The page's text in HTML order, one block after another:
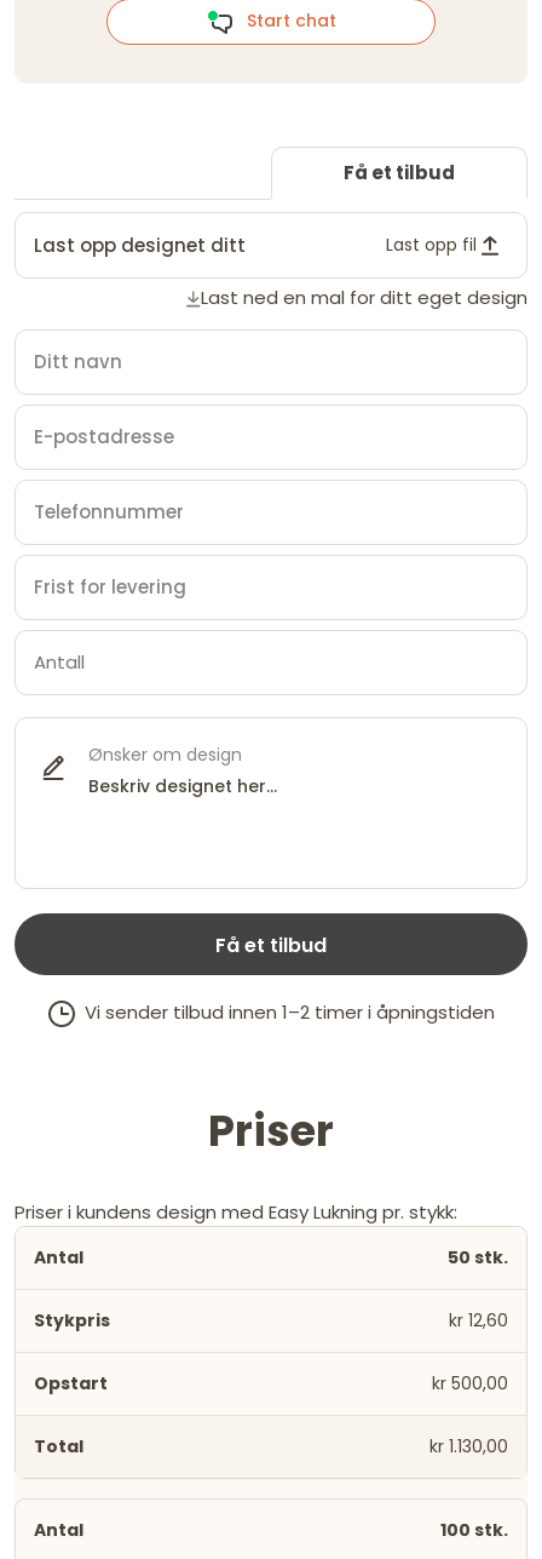
Start chat
Få et tilbud
Last opp designet ditt Last opp fil
Last ned en mal for ditt eget design
Ønsker om design
Få et tilbud
Vi sender tilbud innen 1–2 timer i åpningstiden
Priser
Priser i kundens design med Easy Lukning pr. stykk:
50 stk.
kr 12,60
kr 500,00
kr 1.130,00
100 stk.